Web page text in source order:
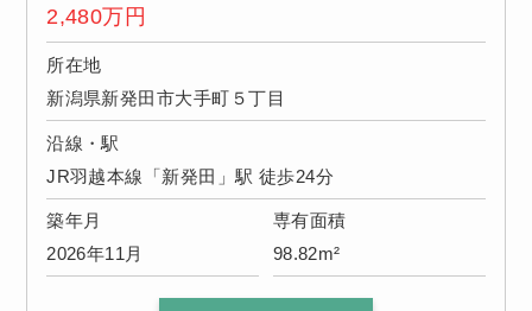
2,480万円
所在地
新潟県新発田市大手町５丁目
沿線・駅
JR羽越本線「新発田」駅 徒歩24分
築年月
2026年11月
専有面積
98.82m²